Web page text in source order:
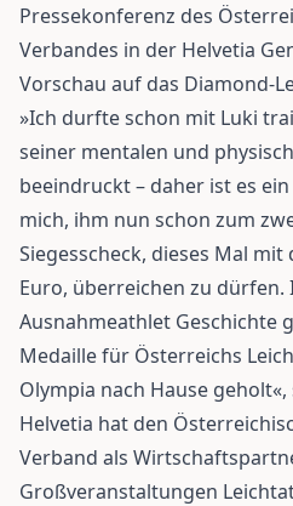
Pressekonferenz des
Verbandes in der Helvetia
Vorschau auf das Diamond-
»Ich durfte schon mit Luki
seiner mentalen und
beeindruckt – daher ist es
mich, ihm nun schon zum
Siegesscheck, dieses Mal mit
Euro, überreichen zu
Ausnahmeathlet Geschichte
Medaille für Österreichs
Olympia nach Hause geholt«,
Helvetia hat den
Verband als
Großveranstaltungen